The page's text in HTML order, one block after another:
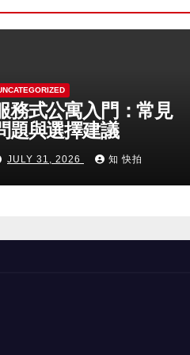
務式公寓入門：常見
題與選擇建議
JULY 31, 2026 知 快拍